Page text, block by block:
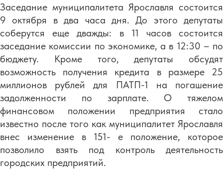
Заседание муниципалитета Ярославля состоится
9 октября в два часа дня. До этого депутаты
соберутся еще дважды: в 11 часов состоится
заседание комиссии по экономике, а в 12:30 – по
бюджету. Кроме того, депутаты обсудят
возможность получения кредита в размере 25
миллионов рублей для ПАТП-1 на погашение
задолженности по зарплате. О тяжелом
финансовом положении предприятия стало
известно после того как муниципалитет Ярославля
внес изменение в 151- е положение, которое
позволило взять под контроль деятельность
городских предприятий.